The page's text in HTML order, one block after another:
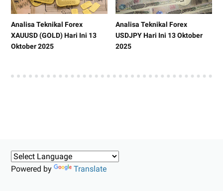
Analisa Teknikal Forex
XAUUSD (GOLD) Hari Ini 13
Oktober 2025
Analisa Teknikal Forex
USDJPY Hari Ini 13 Oktober
2025
Powered by Translate